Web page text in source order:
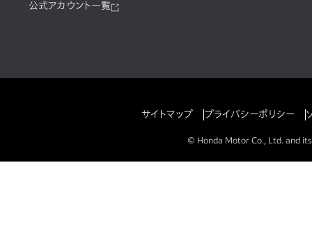
公式アカウント一覧
サイトマップ プライバシーポリシー
© Honda Motor Co., Ltd. and